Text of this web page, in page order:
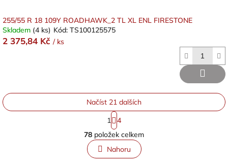
255/55 R 18 109Y ROADHAWK_2 TL XL ENL FIRESTONE
Skladem (4 ks) Kód: TS100125575
2 375,84 Kč / ks
O
v
l
á
Načíst 21 dalších
S
t
r
á
n
k
1
4
78 položek celkem
Nahoru